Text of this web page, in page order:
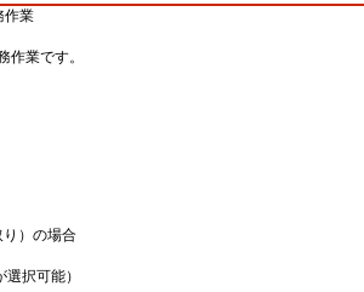
作業
業です。
）の場合
択可能）